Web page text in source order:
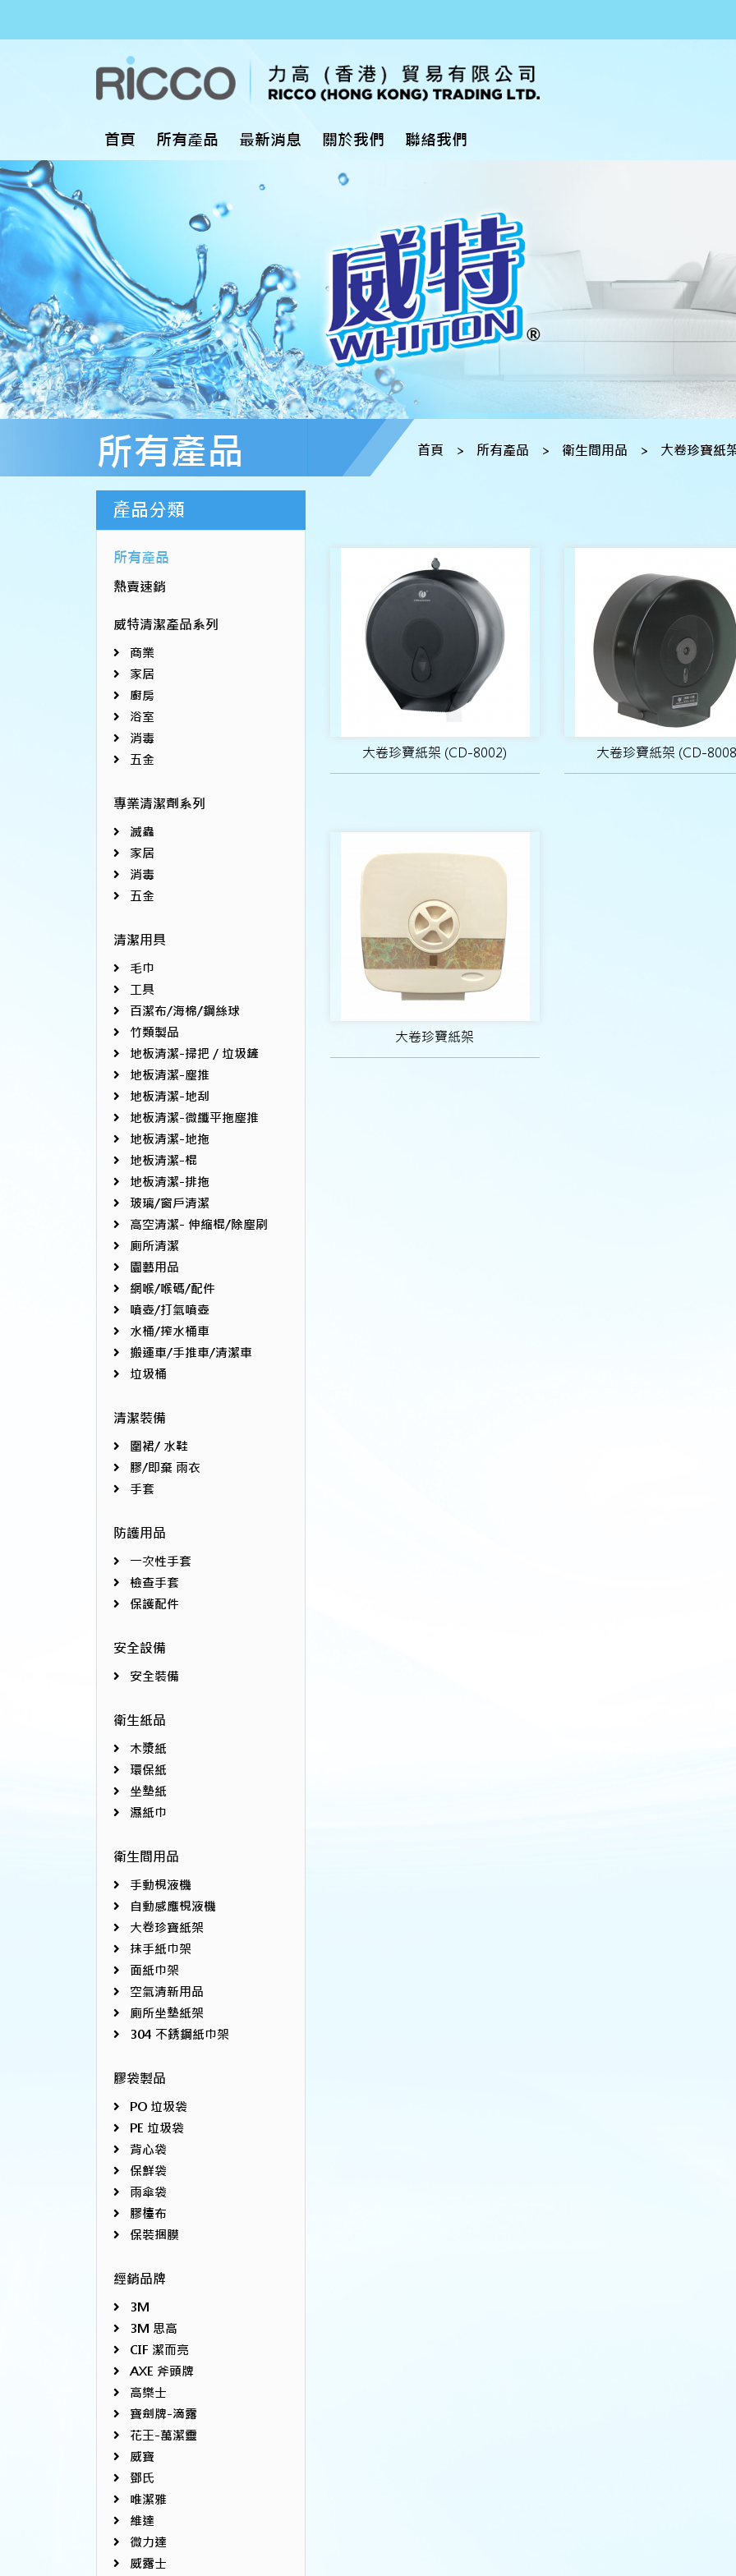
首頁 所有產品 最新消息 關於我們 聯絡我們
所有產品 首頁 > 所有產品 > 衛生間用品 > 大卷珍寶紙
產品分類
所有產品
熱賣速銷
威特清潔產品系列
商業
家居
廚房
浴室
消毒
五金
專業清潔劑系列
滅蟲
家居
消毒
五金
清潔用具
毛巾
工具
百潔布/海棉/鋼絲球
竹類製品
地板清潔-掃把／垃圾鏟
地板清潔-塵推
地板清潔-地刮
地板清潔-微纖平拖塵推
地板清潔-地拖
地板清潔-棍
地板清潔-排拖
玻璃/窗戶清潔
高空清潔- 伸縮棍/除塵刷
廁所清潔
園藝用品
網喉/喉碼/配件
噴壺/打氣噴壺
水桶/搾水桶車
搬運車/手推車/清潔車
垃圾桶
清潔裝備
圍裙/ 水鞋
膠/即棄 雨衣
手套
防護用品
一次性手套
檢查手套
保護配件
安全設備
安全裝備
衛生紙品
木漿紙
環保紙
坐墊紙
濕紙巾
衛生間用品
手動梘液機
自動感應梘液機
大卷珍寶紙架
抹手紙巾架
面紙巾架
空氣清新用品
廁所坐墊紙架
304 不銹鋼紙巾架
膠袋製品
PO 垃圾袋
PE 垃圾袋
背心袋
保鮮袋
雨傘袋
膠檯布
保裝捆膜
經銷品牌
3M
3M 思高
CIF 潔而亮
AXE 斧頭牌
高樂士
寶劍牌-滴露
花王-萬潔靈
威寶
鄧氏
唯潔雅
維達
微力達
威露士
大卷珍寶紙架 (CD-8002) 大卷珍寶紙架 (CD-
大卷珍寶紙架